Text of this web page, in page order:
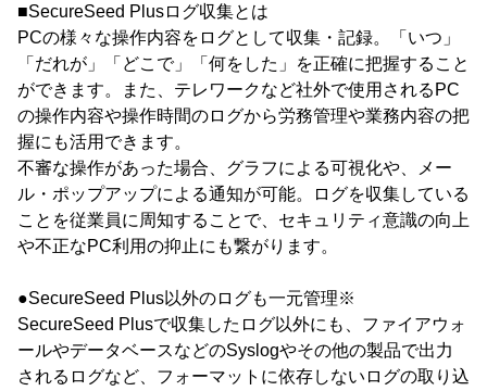
■SecureSeed Plusログ収集とは
PCの様々な操作内容をログとして収集・記録。「いつ」
「だれが」「どこで」「何をした」を正確に把握すること
ができます。また、テレワークなど社外で使用されるPC
の操作内容や操作時間のログから労務管理や業務内容の把
握にも活用できます。
不審な操作があった場合、グラフによる可視化や、メー
ル・ポップアップによる通知が可能。ログを収集している
ことを従業員に周知することで、セキュリティ意識の向上
や不正なPC利用の抑止にも繋がります。
●SecureSeed Plus以外のログも一元管理※
SecureSeed Plusで収集したログ以外にも、ファイアウォ
ールやデータベースなどのSyslogやその他の製品で出力
されるログなど、フォーマットに依存しないログの取り込